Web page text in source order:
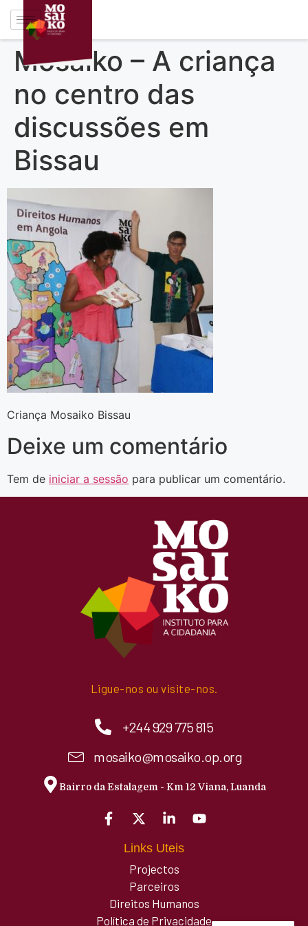
Mosaiko – A criança
no centro das
discussões em
Bissau
Criança Mosaiko Bissau
Deixe um comentário
Tem de iniciar a sessão para publicar um comentário.
Ligue-nos ou visite-nos.
+244 929 775 815
mosaiko@mosaiko.op.org
Bairro da Estalagem - Km 12 Viana, Luanda
Links Uteis
Projectos
Parceiros
Direitos Humanos
Política de Privacidade